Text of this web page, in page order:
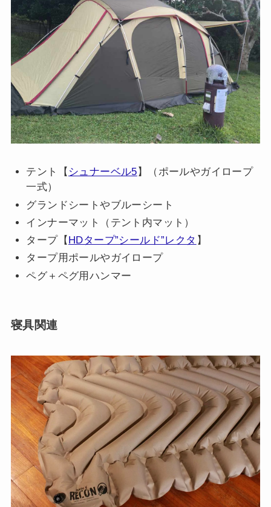
テント【 シュナーベル5 】（ポールやガイロープ
一式）
グランドシートやブルーシート
インナーマット（テント内マット）
タープ【 HDタープ”シールド”レクタ 】
タープ用ポールやガイロープ
ペグ＋ペグ用ハンマー
寝具関連